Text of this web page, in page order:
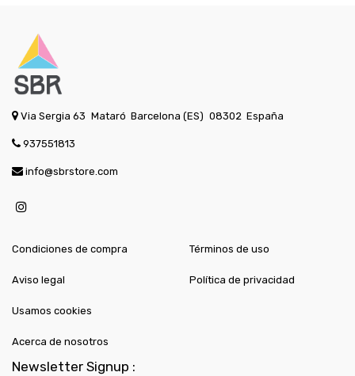
Via Sergia 63 Mataró Barcelona (ES) 08302 España
937551813
info@sbrstore.com
Condiciones de compra
Aviso legal
Términos de uso
Política de privacidad
Usamos cookies
Acerca de nosotros
Newsletter Signup :